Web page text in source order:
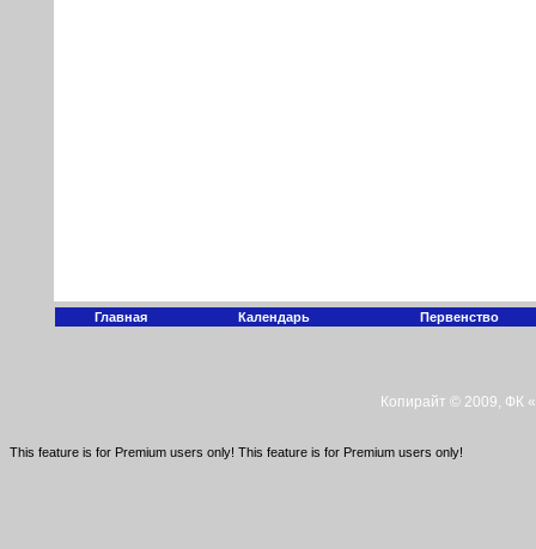
Главная Календарь Первенство
Копирайт © 2009, ФК
This feature is for Premium users only! This feature is for Premium users only!